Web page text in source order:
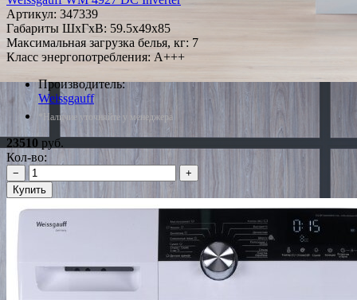
Артикул: 347339
Габариты ШxГxВ: 59.5x49x85
Максимальная загрузка белья, кг: 7
Класс энергопотребления: A+++
Производитель:
Weissgauff
*Наличие уточняйте у менеджера
23510 руб.
Кол-во:
−
+
Купить